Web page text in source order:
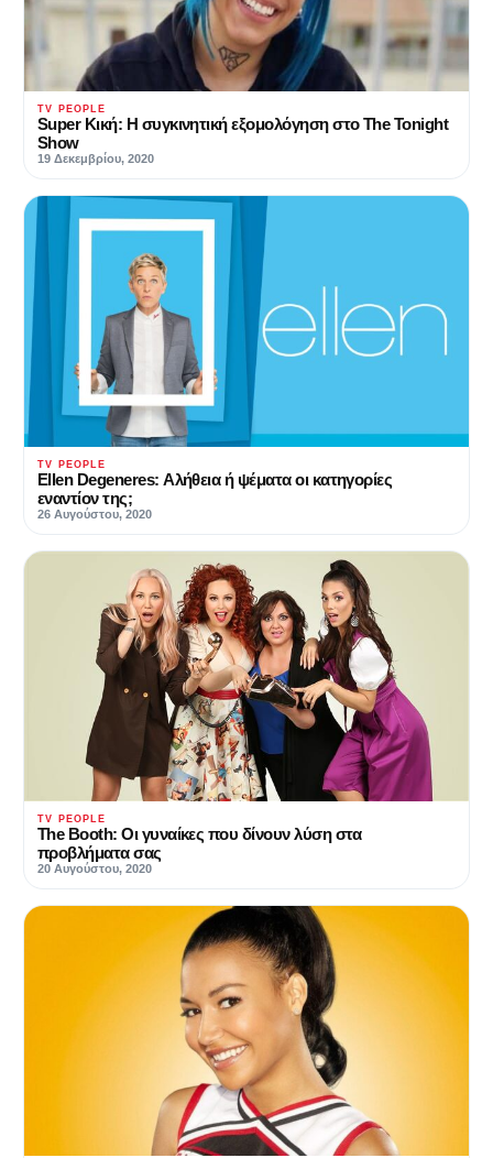
TV PEOPLE
Super Κική: Η συγκινητική εξομολόγηση στο The Tonight
Show
19 Δεκεμβρίου, 2020
TV PEOPLE
Ellen Degeneres: Αλήθεια ή ψέματα οι κατηγορίες
εναντίον της;
26 Αυγούστου, 2020
TV PEOPLE
The Booth: Οι γυναίκες που δίνουν λύση στα
προβλήματα σας
20 Αυγούστου, 2020